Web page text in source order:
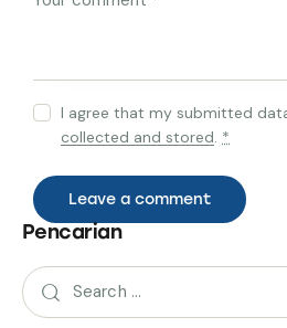
I agree that my submitted
collected and stored *
Pencarian